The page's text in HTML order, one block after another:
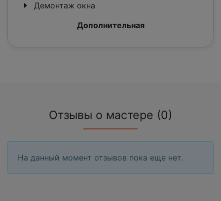
Демонтаж окна
Дополнительная
Отзывы о мастере (0)
На данный момент отзывов пока еще нет.